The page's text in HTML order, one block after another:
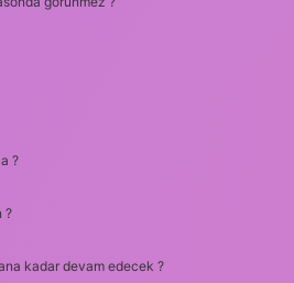
?
?
kadar devam edecek ?